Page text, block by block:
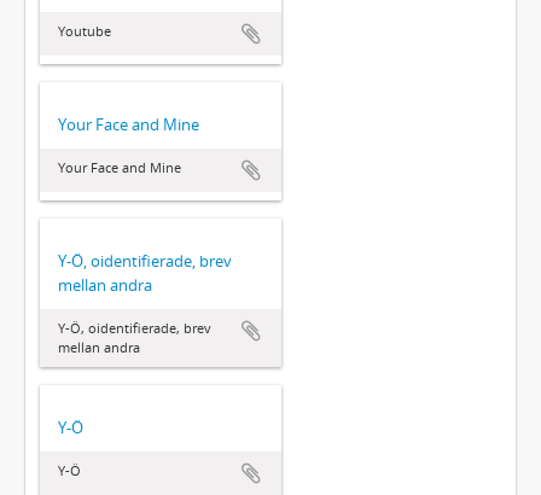
Youtube
Your Face and Mine
Your Face and Mine
Y-Ö, oidentifierade, brev
mellan andra
Y-Ö, oidentifierade, brev
mellan andra
Y-Ö
Y-Ö